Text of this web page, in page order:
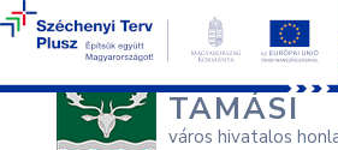
+36 74 570 800 H:
TAMÁSI
város hivatalos